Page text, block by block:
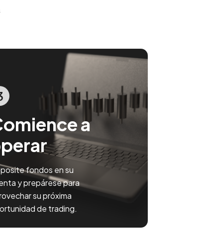
a
fondos en su
y prepárese para
su próxima
de trading.